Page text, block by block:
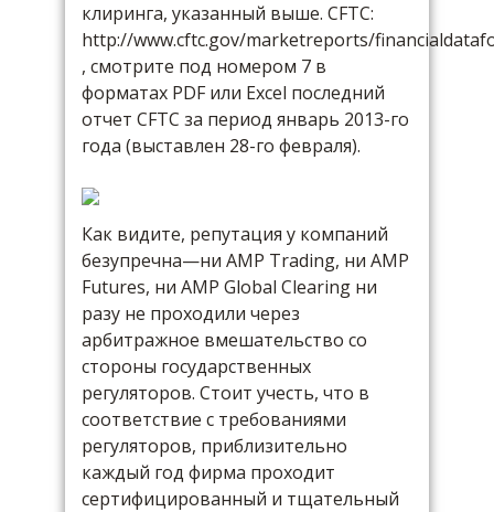
клиринга, указанный выше. CFTC:
http://www.cftc.gov/marketreports/
, смотрите под номером 7 в
форматах PDF или Excel последний
отчет CFTC за период январь 2013-го
года (выставлен 28-го февраля).
Как видите, репутация у компаний
безупречна—ни AMP Trading, ни AMP
Futures, ни AMP Global Clearing ни
разу не проходили через
арбитражное вмешательство со
стороны государственных
регуляторов. Стоит учесть, что в
соответствие с требованиями
регуляторов, приблизительно
каждый год фирма проходит
сертифицированный и тщательный